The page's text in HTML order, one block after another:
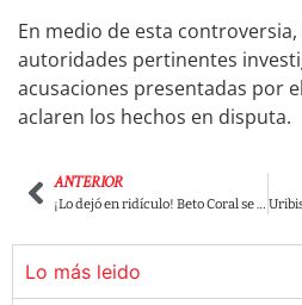
En medio de esta
autoridades pertinentes
acusaciones presentadas por
aclaren los hechos en disputa.
ANTERIOR
¡Lo dejó en ridículo! Beto Coral se le fue con toda a Daniel Samper Ospina por insinuaciones en contra del Presidente Petro
Lo más leido